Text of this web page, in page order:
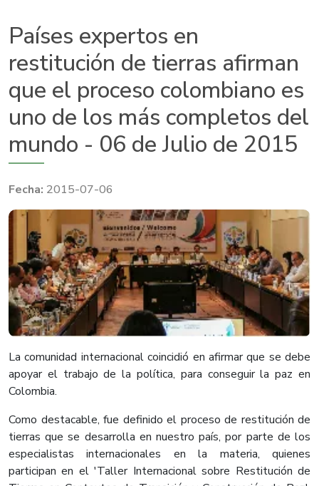
Países expertos en
restitución de tierras afirman
que el proceso colombiano es
uno de los más completos del
mundo - 06 de Julio de 2015
2015-07-06
​La comunidad internacional coincidió en afirmar que se debe
apoyar el trabajo de la política, para conseguir la paz en
Colombia.
Como destacable, fue definido el proceso de restitución de
tierras que se desarrolla en nuestro país, por parte de los
especialistas internacionales en la materia, quienes
participan en el 'Taller Internacional sobre Restitución de